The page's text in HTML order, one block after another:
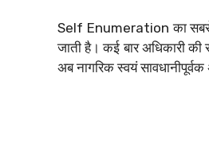
Self Enumeration का सबसे
जाती है। कई बार अधिकारी की
अब नागरिक स्वयं